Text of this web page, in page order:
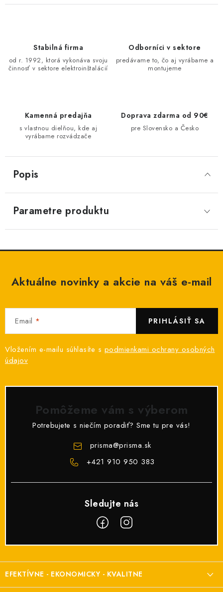
B2B SEKCIA
Stabilná firma
od r. 1992, ktorá vykonáva svoju
činnosť v sektore elektroinštalácií
Odborníci v sektore
predávame to, čo aj vyrábame a
montujeme
Kamenná predajňa
s vlastnou dielňou, kde aj
vyrábame rozvádzače
Doprava zdarma od 90€
pre Slovensko a Česko
Popis
Parametre produktu
Aktuálne novinky a akcie na váš e-mail
Email
Vložením e-mailu súhlasíte s podmienkami ochrany osobných
údajov
PRIHLÁSIŤ SA
Pomôžeme vám s výberom
Potrebujete s niečím poradiť? Sme tu pre vás!
prisma@prisma.sk
+421 910 950 383
á
pEFEKTÍVNE - EKONOMICKY - KVALITNE